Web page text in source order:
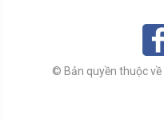
© Bản quyền thuộc về